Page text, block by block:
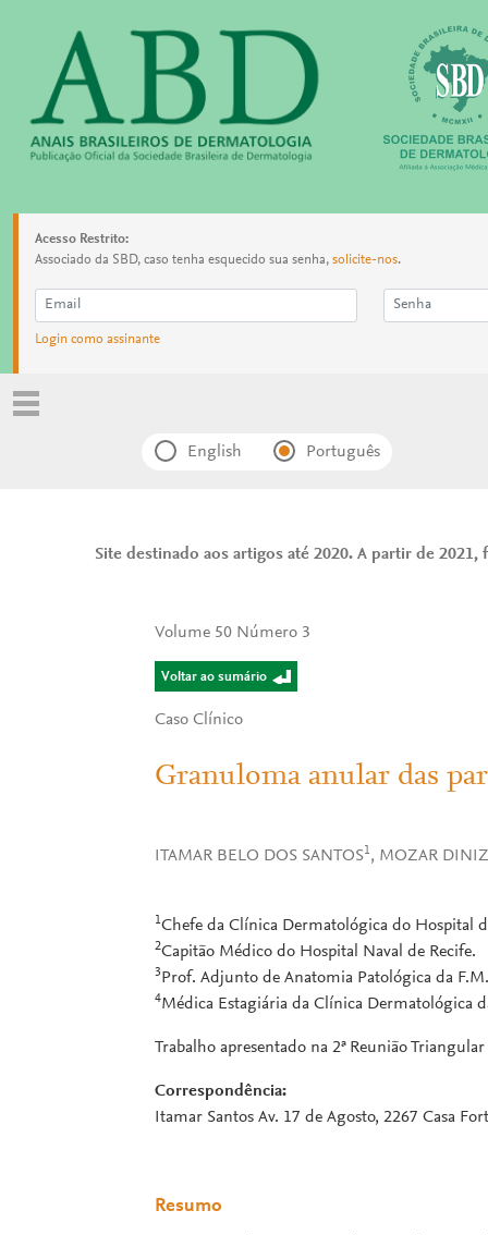
Acesso Restrito:
Associado da SBD, caso tenha esquecido sua senha, solicite-nos.
Login como assinante
English Português
Site destinado aos artigos até 2020. A partir de
Volume 50 Número 3
Voltar ao sumário
Caso Clínico
Granuloma anular das
ITAMAR BELO DOS SANTOS1, MOZAR DINIZ
1Chefe da Clínica Dermatológica do Hospital
2Capitão Médico do Hospital Naval de Recife.
3 Prof. Adjunto de Anatomia Patológica da
4Médica Estagiária da Clínica Dermatológica
Trabalho apresentado na 2ª Reunião Triangular
Correspondência:
Itamar Santos Av. 17 de Agosto, 2267 Casa
Resumo